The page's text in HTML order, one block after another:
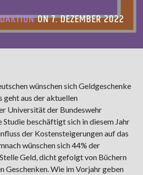
ON 7. DEZEMBER 2022
wünschen sich Geldgeschenke
geht aus der aktuellen
Universität der Bundeswehr
Studie beschäftigt sich in diesem Jahr
der Kostensteigerungen auf das
wünschen sich 44% der
Geld, dicht gefolgt von Büchern
Geschenken. Wie im Vorjahr geben